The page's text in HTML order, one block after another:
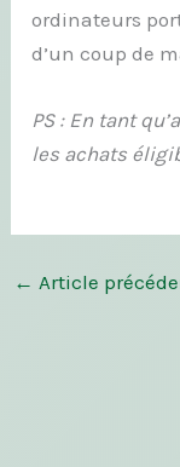
ordinateurs
d’un coup de
PS : En tant
les achats
← Article